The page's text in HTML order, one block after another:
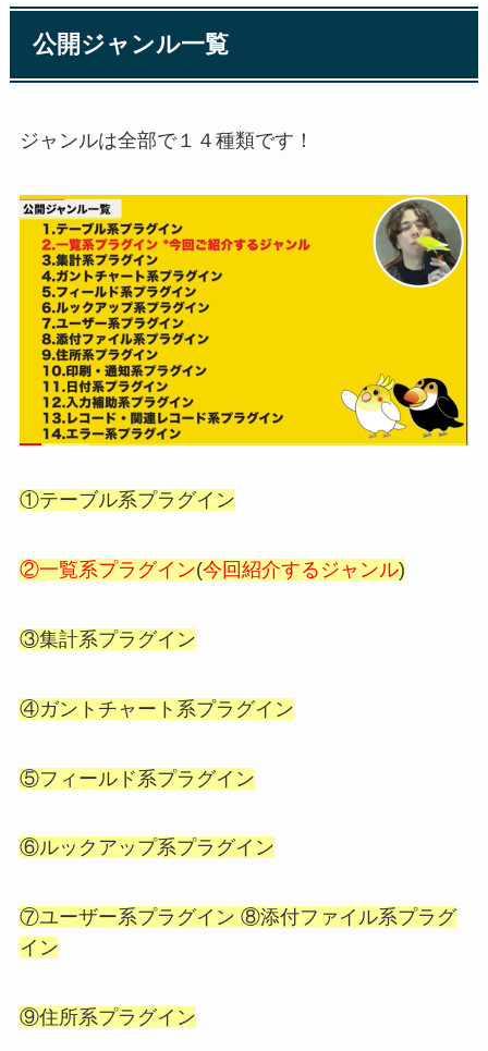
公開ジャンル一覧
ジャンルは全部で１４種類です！
①テーブル系プラグイン
②一覧系プラグイン(今回紹介するジャンル)
③集計系プラグイン
④ガントチャート系プラグイン
⑤フィールド系プラグイン
⑥ルックアップ系プラグイン
⑦ユーザー系プラグイン ⑧添付ファイル系プラグ
イン
⑨住所系プラグイン